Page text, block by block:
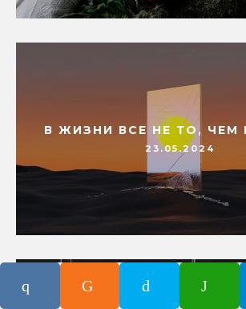
В ЖИЗНИ ВСЕ НЕ ТО, ЧЕМ
23.05.2024